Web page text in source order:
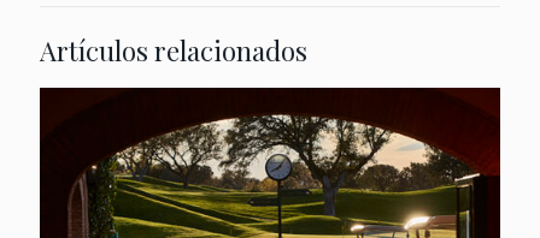
Artículos relacionados